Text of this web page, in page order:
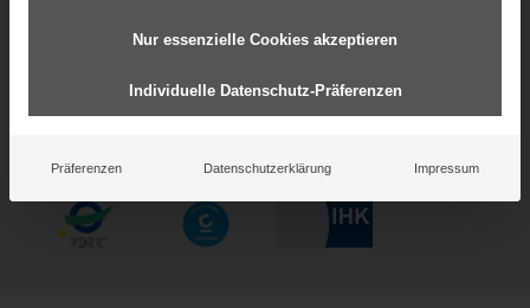
Starke Partnerschaften für
Nur essenzielle Cookies akzeptieren
Individuelle Datenschutz-Präferenzen
Präferenzen Datenschutzerklärung Impressum